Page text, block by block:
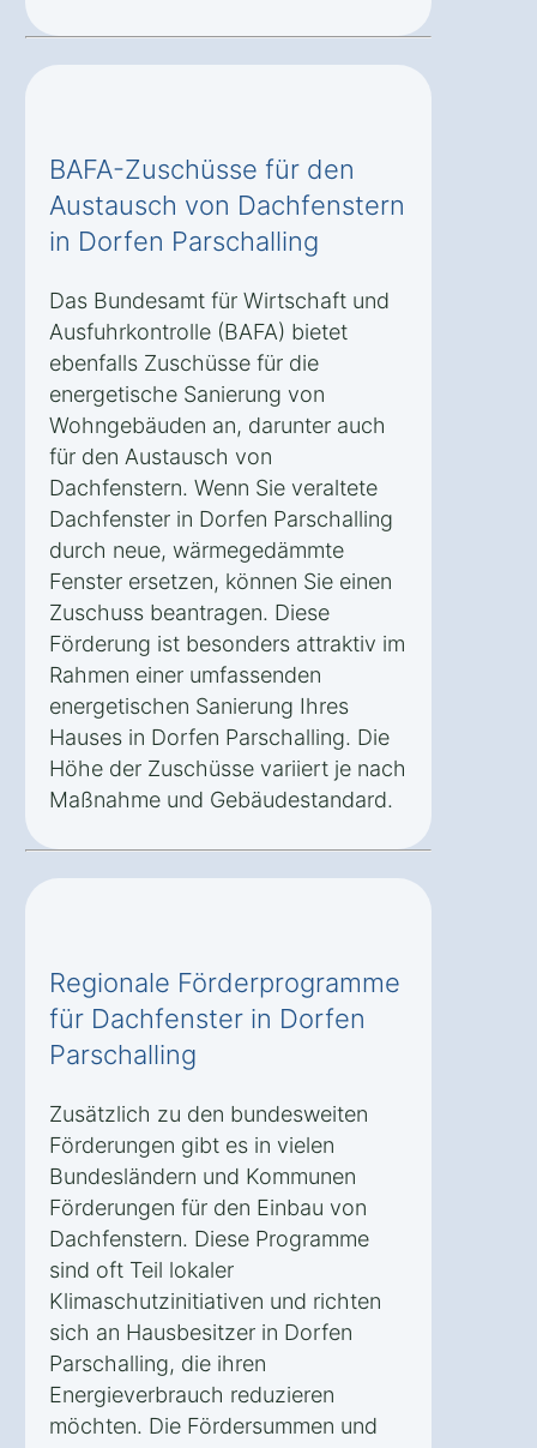
BAFA-Zuschüsse für den
Austausch von Dachfenstern
in Dorfen Parschalling
Das Bundesamt für Wirtschaft und
Ausfuhrkontrolle (BAFA) bietet
ebenfalls Zuschüsse für die
energetische Sanierung von
Wohngebäuden an, darunter auch
für den Austausch von
Dachfenstern. Wenn Sie veraltete
Dachfenster in Dorfen Parschalling
durch neue, wärmegedämmte
Fenster ersetzen, können Sie einen
Zuschuss beantragen. Diese
Förderung ist besonders attraktiv im
Rahmen einer umfassenden
energetischen Sanierung Ihres
Hauses in Dorfen Parschalling. Die
Höhe der Zuschüsse variiert je nach
Maßnahme und Gebäudestandard.
Regionale Förderprogramme
für Dachfenster in Dorfen
Parschalling
Zusätzlich zu den bundesweiten
Förderungen gibt es in vielen
Bundesländern und Kommunen
Förderungen für den Einbau von
Dachfenstern. Diese Programme
sind oft Teil lokaler
Klimaschutzinitiativen und richten
sich an Hausbesitzer in Dorfen
Parschalling, die ihren
Energieverbrauch reduzieren
möchten. Die Fördersummen und